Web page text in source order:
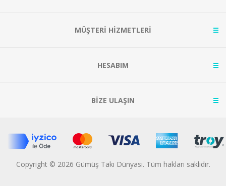
MÜŞTERİ HİZMETLERİ
HESABIM
BİZE ULAŞIN
Copyright © 2026 Gümüş Takı Dünyası. Tüm hakları saklıdır.